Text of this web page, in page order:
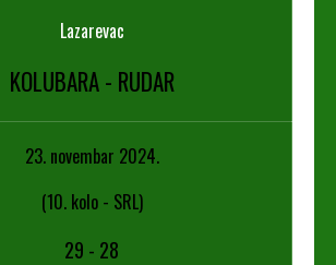
Lazarevac
KOLUBARA - RUDAR
23. novembar 2024.
(10. kolo - SRL)
29 - 28